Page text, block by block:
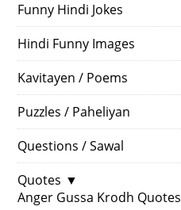
Funny Hindi Jokes
Hindi Funny Images
Kavitayen / Poems
Puzzles / Paheliyan
Questions / Sawal
Quotes ▼
Anger Gussa Krodh Quotes